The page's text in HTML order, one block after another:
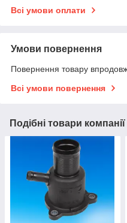
Всі умови оплати
Умови повернення
Повернення товару
Всі умови повернення
Подібні товари компанії